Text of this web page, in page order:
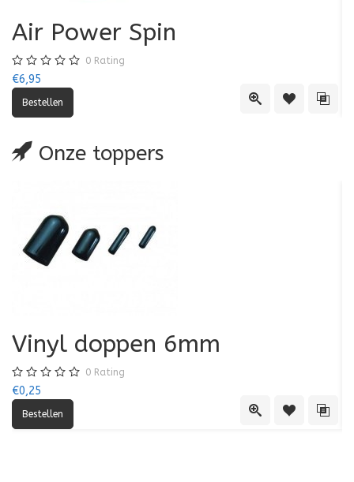
Quick ViewToevoegen
Air Power Spin
0 Rating
€6,95
Onze toppers
Quick ViewToevoegen
Vinyl doppen 6mm
0 Rating
€0,25